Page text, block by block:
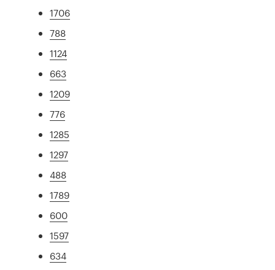
1706
788
1124
663
1209
776
1285
1297
488
1789
600
1597
634